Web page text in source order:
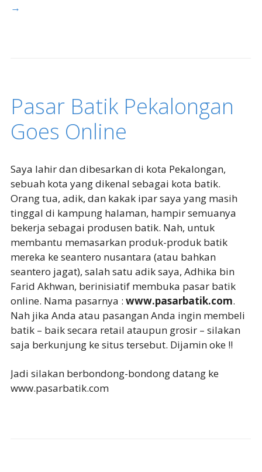
→
Pasar Batik Pekalongan
Goes Online
Saya lahir dan dibesarkan di kota Pekalongan,
sebuah kota yang dikenal sebagai kota batik.
Orang tua, adik, dan kakak ipar saya yang masih
tinggal di kampung halaman, hampir semuanya
bekerja sebagai produsen batik. Nah, untuk
membantu memasarkan produk-produk batik
mereka ke seantero nusantara (atau bahkan
seantero jagat), salah satu adik saya, Adhika bin
Farid Akhwan, berinisiatif membuka pasar batik
online. Nama pasarnya : www.pasarbatik.com.
Nah jika Anda atau pasangan Anda ingin membeli
batik – baik secara retail ataupun grosir – silakan
saja berkunjung ke situs tersebut. Dijamin oke !!
Jadi silakan berbondong-bondong datang ke
www.pasarbatik.com